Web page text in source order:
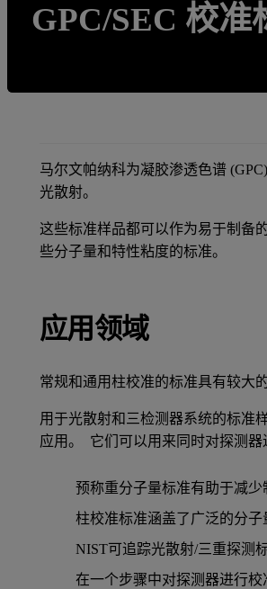
GPC/SEC 校准
马尔文帕纳科为凝胶渗透色谱
光散射。
这些标准样品都可以作为易于制备
些分子量和特性粘度的标准。
应用领域
常规和通用柱校准的标准具有较大
用于光散射和三检测器系统的标准
应用。 它们可以用来同时对探测器
预称重分子量标准有助于减
柱校准标准涵盖了广泛的分子
NIST可追踪光散射/三重探测
在一个步骤中对探测器进行